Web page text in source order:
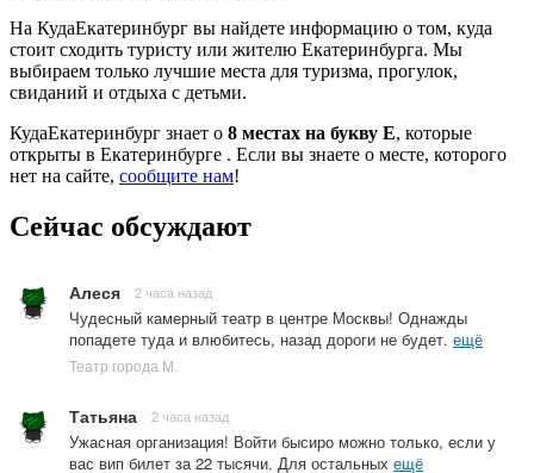
На КудаЕкатеринбург вы найдете информацию о том, куда
стоит сходить туристу или жителю Екатеринбурга. Мы
выбираем только лучшие места для туризма, прогулок,
свиданий и отдыха с детьми.
КудаЕкатеринбург знает о 8 местах на букву Е, которые
открыты в Екатеринбурге . Если вы знаете о месте, которого
нет на сайте, сообщите нам!
Сейчас обсуждают
Алеся 2 часа назад
Чудесный камерный театр в центре Москвы! Однажды
попадете туда и влюбитесь, назад дороги не будет. ещё
Театр города М.
Татьяна 2 часа назад
Ужасная организация! Войти бысиро можно только, если у
вас вип билет за 22 тысячи. Для остальных ещё